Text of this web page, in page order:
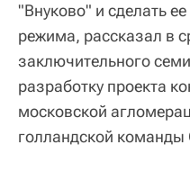
"Внуково" и сделать
режима, рассказал в
заключительного
разработку проекта
московской
голландской